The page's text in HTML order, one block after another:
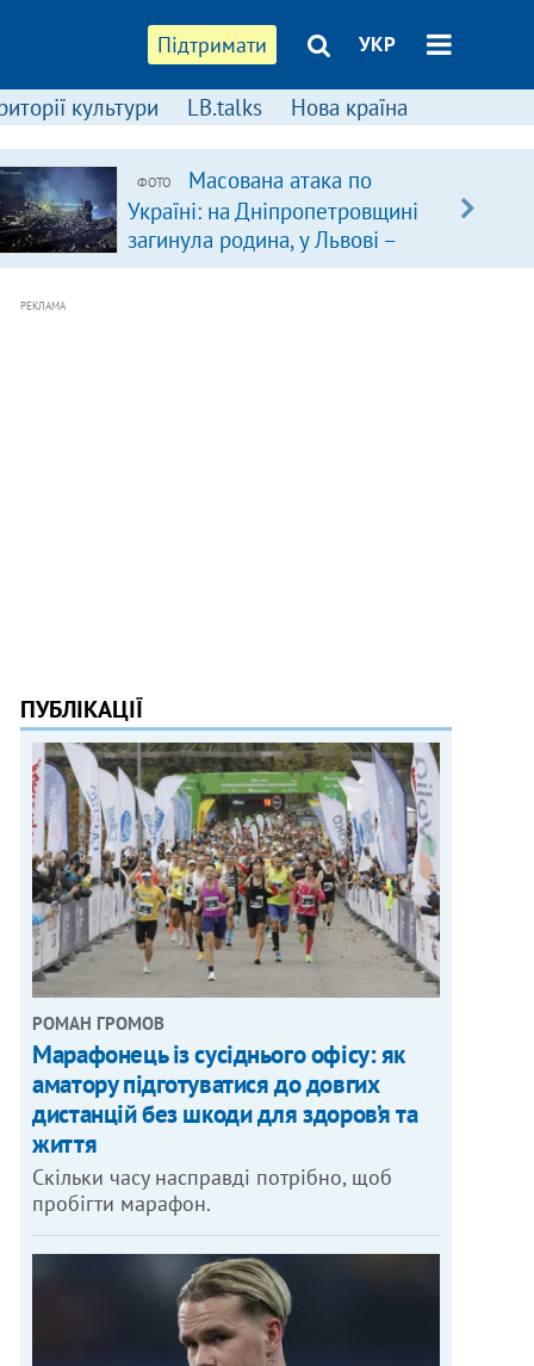
Підтримати УКР
культури LB.talks Нова країна
ФОТО
Масована атака по
Україні: на Дніпропетровщині
загинула родина, у Львові –
удар по багатоповерхівках
РЕКЛАМА
ПУБЛІКАЦІЇ
РОМАН ГРОМОВ
Марафонець із сусіднього офісу: як
аматору підготуватися до довгих
дистанцій без шкоди для здоров’я та
життя
Скільки часу насправді потрібно, щоб
пробігти марафон.